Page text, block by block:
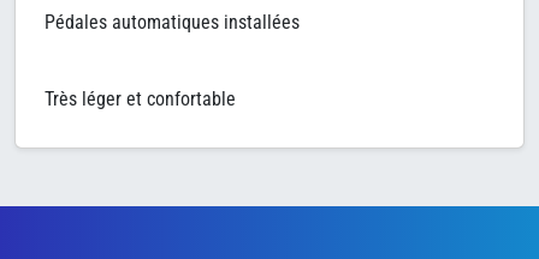
Pédales automatiques installées
Très léger et confortable